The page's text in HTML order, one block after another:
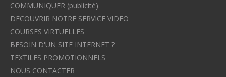
COMMUNIQUER (publicité)
DECOUVRIR NOTRE SERVICE VIDEO
COURSES VIRTUELLES
BESOIN D'UN SITE INTERNET ?
TEXTILES PROMOTIONNELS
NOUS CONTACTER